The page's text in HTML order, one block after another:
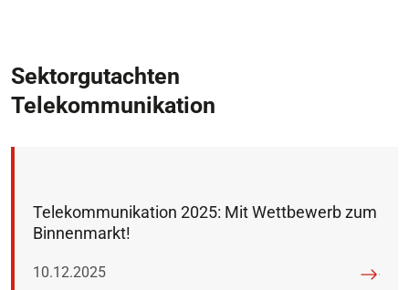
Sektorgutachten
Telekommunikation
Telekommunikation 2025: Mit Wettbewerb zum
Binnenmarkt!
Veröffentlicht am:
10.12.2025